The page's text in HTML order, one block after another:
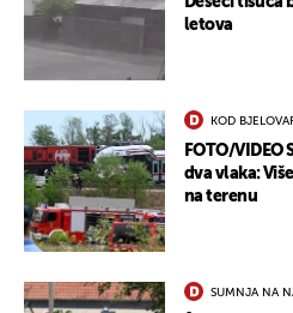
letova
KOD
FOTO/VIDEO
dva vlaka:
na terenu
SUMNJA NA
UKLJUČITE